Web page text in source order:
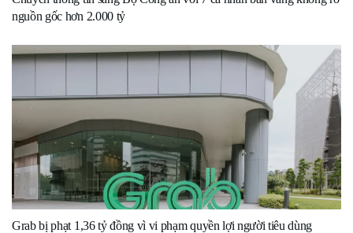
nguồn gốc hơn 2.000 tỷ
Grab bị phạt 1,36 tỷ đồng vì vi phạm quyền lợi người tiêu dùng